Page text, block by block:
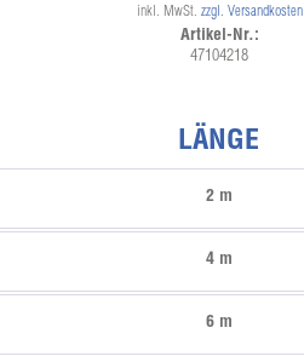
LÄNGE
2 m
4 m
6 m
inkl. MwSt. zzgl. Versandkosten
Artikel-Nr.:
47104218